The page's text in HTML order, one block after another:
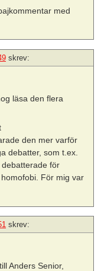
med
skrev:
läsa den flera
den mer varför
debatter, som t.ex.
för
För mig var
skrev:
Anders Senior,